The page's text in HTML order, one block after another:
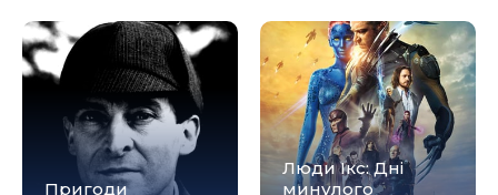
Пригоди
Люди Ікс: Дні
минулого